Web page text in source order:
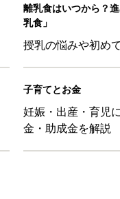
離乳食はいつから？
乳食」
授乳の悩みや初め
子育てとお金
妊娠・出産・育児
金・助成金を解説